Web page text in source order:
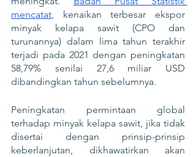
mencatat, kenaikan terbesar ekspor
minyak kelapa sawit (CPO dan
turunannya) dalam lima tahun terakhir
terjadi pada 2021 dengan peningkatan
58,79% senilai 27,6 miliar USD
dibandingkan tahun sebelumnya.
Peningkatan permintaan global
terhadap minyak kelapa sawit, jika tidak
disertai dengan prinsip-prinsip
keberlanjutan, dikhawatirkan akan